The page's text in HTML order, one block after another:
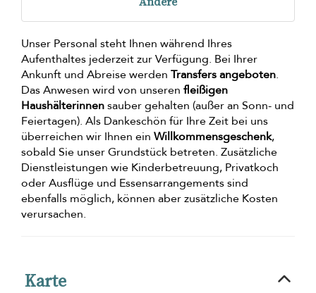
Unser Personal steht Ihnen während Ihres
Aufenthaltes jederzeit zur Verfügung. Bei Ihrer
Ankunft und Abreise werden Transfers angeboten.
Das Anwesen wird von unseren fleißigen
Haushälterinnensauber gehalten (außer an Sonn- und
Feiertagen). Als Dankeschön für Ihre Zeit bei uns
überreichen wir Ihnen ein Willkommensgeschenk,
sobald Sie unser Grundstück betreten. Zusätzliche
Dienstleistungen wie Kinderbetreuung, Privatkoch
oder Ausflüge und Essensarrangements sind
ebenfalls möglich, können aber zusätzliche Kosten
verursachen.
Karte